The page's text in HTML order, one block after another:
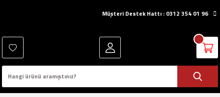
Müşteri Destek Hattı : 0312 354 01 96